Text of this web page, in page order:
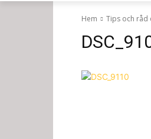
Hem Tips och råd